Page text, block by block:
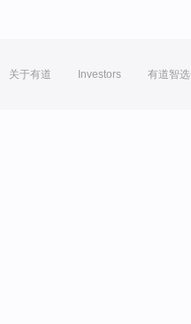
关于有道 Investors 有道智选